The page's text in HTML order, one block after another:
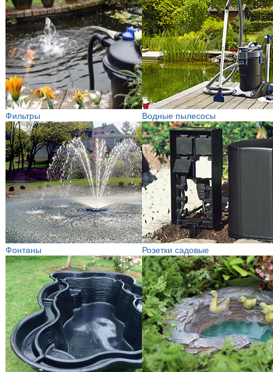
Фильтры Водные пылесосы
Фонтаны Розетки садовые